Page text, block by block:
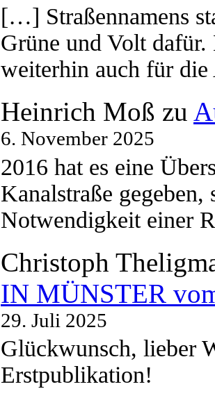
[…] Straßennamens
Grüne und Volt
weiterhin auch für
Heinrich Moß zu
6. November 2025
2016 hat es eine
Kanalstraße
Notwendigkeit einer
Christoph
IN MÜNSTER
29. Juli 2025
Glückwunsch, lieber
Erstpublikation!